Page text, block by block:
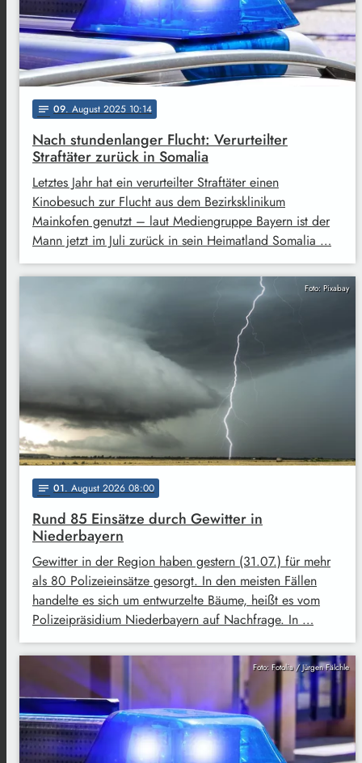
notes 09. August 2025 10:14
Nach stundenlanger Flucht: Verurteilter
Straftäter zurück in Somalia
Letztes Jahr hat ein verurteilter Straftäter einen
Kinobesuch zur Flucht aus dem Bezirksklinikum
Mainkofen genutzt – laut Mediengruppe Bayern ist der
Mann jetzt im Juli zurück in sein Heimatland Somalia …
Foto: Pixabay
notes 01. August 2026 08:00
Rund 85 Einsätze durch Gewitter in
Niederbayern
Gewitter in der Region haben gestern (31.07.) für mehr
als 80 Polizeieinsätze gesorgt. In den meisten Fällen
handelte es sich um entwurzelte Bäume, heißt es vom
Polizeipräsidium Niederbayern auf Nachfrage. In …
Foto: Fotolia / Jürgen Fälchle